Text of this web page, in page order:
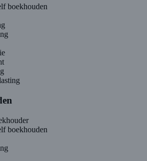
boekhouden
boekhouden